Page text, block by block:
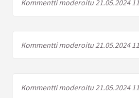
Kommentti moderoitu 21.05.2024
Kommentti moderoitu 21.05.2024
Kommentti moderoitu 21.05.2024